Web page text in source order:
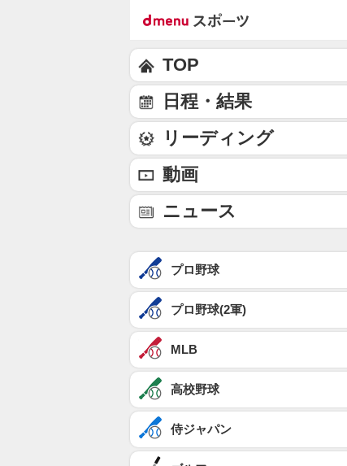
TOP
日程・結果
リーディング
動画
ニュース
プロ野球
プロ野球(2軍)
MLB
高校野球
侍ジャパン